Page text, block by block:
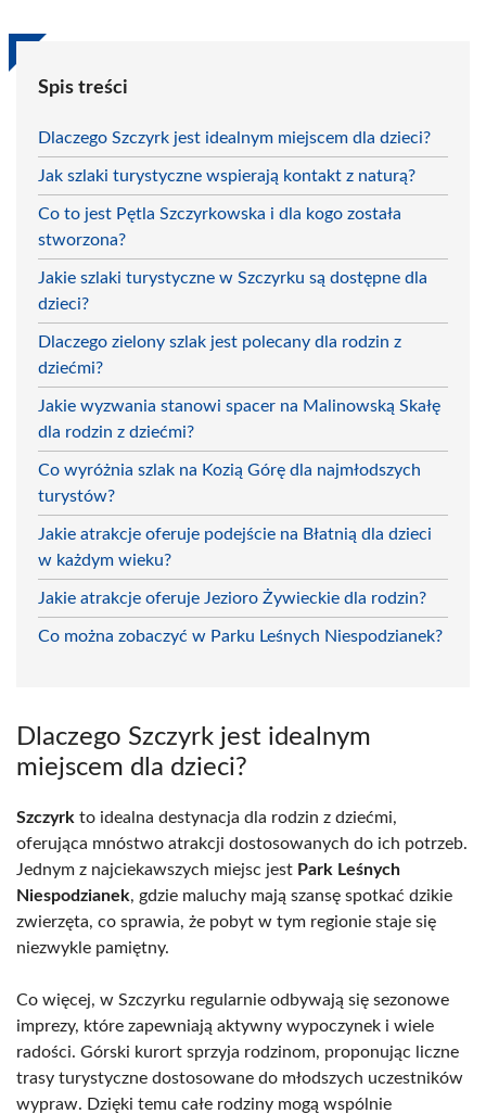
Spis treści
Dlaczego Szczyrk jest idealnym miejscem dla dzieci?
Jak szlaki turystyczne wspierają kontakt z naturą?
Co to jest Pętla Szczyrkowska i dla kogo została
stworzona?
Jakie szlaki turystyczne w Szczyrku są dostępne dla
dzieci?
Dlaczego zielony szlak jest polecany dla rodzin z
dziećmi?
Jakie wyzwania stanowi spacer na Malinowską Skałę
dla rodzin z dziećmi?
Co wyróżnia szlak na Kozią Górę dla najmłodszych
turystów?
Jakie atrakcje oferuje podejście na Błatnią dla dzieci
w każdym wieku?
Jakie atrakcje oferuje Jezioro Żywieckie dla rodzin?
Co można zobaczyć w Parku Leśnych Niespodzianek?
Dlaczego Szczyrk jest idealnym
miejscem dla dzieci?
Szczyrk to idealna destynacja dla rodzin z dziećmi,
oferująca mnóstwo atrakcji dostosowanych do ich potrzeb.
Jednym z najciekawszych miejsc jest Park Leśnych
Niespodzianek, gdzie maluchy mają szansę spotkać dzikie
zwierzęta, co sprawia, że pobyt w tym regionie staje się
niezwykle pamiętny.
Co więcej, w Szczyrku regularnie odbywają się sezonowe
imprezy, które zapewniają aktywny wypoczynek i wiele
radości. Górski kurort sprzyja rodzinom, proponując liczne
trasy turystyczne dostosowane do młodszych uczestników
wypraw. Dzięki temu całe rodziny mogą wspólnie